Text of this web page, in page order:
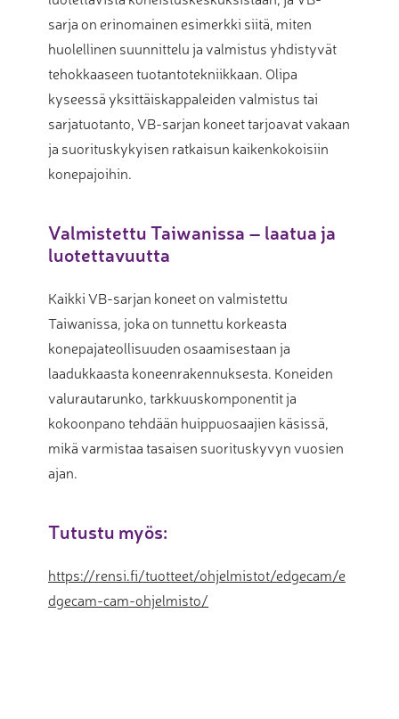
sarja on erinomainen esimerkki siitä, miten
huolellinen suunnittelu ja valmistus yhdistyvät
tehokkaaseen tuotantotekniikkaan. Olipa
kyseessä yksittäiskappaleiden valmistus tai
sarjatuotanto, VB-sarjan koneet tarjoavat vakaan
ja suorituskykyisen ratkaisun kaikenkokoisiin
konepajoihin.
Valmistettu Taiwanissa – laatua ja
luotettavuutta
Kaikki VB-sarjan koneet on valmistettu
Taiwanissa, joka on tunnettu korkeasta
konepajateollisuuden osaamisestaan ja
laadukkaasta koneenrakennuksesta. Koneiden
valurautarunko, tarkkuuskomponentit ja
kokoonpano tehdään huippuosaajien käsissä,
mikä varmistaa tasaisen suorituskyvyn vuosien
ajan.
Tutustu myös:
https://rensi.fi/tuotteet/ohjelmistot/edgecam/e
dgecam-cam-ohjelmisto/